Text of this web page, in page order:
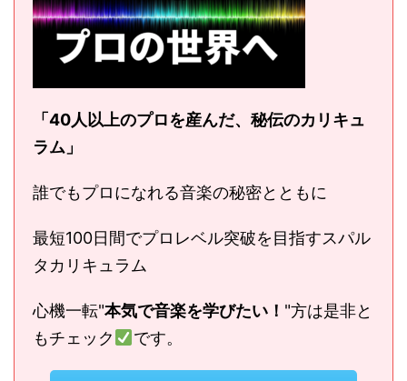
「40人以上のプロを産んだ、秘伝のカリキュ
ラム」
誰でもプロになれる音楽の秘密とともに
最短100日間でプロレベル突破を目指すスパル
タカリキュラム
心機一転"本気で音楽を学びたい！ "方は是非と
もチェック
です。